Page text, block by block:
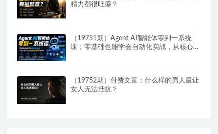
精力都很旺盛？
（19751期）Agent AI智能体零到一系统
课；零基础也能学会自动化实战，从核心概
（19752期）付费文章：什么样的男人最让
女人无法抵抗？